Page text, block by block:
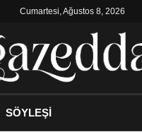
Cumartesi, Ağustos 8, 2026
SÖYLEŞİ